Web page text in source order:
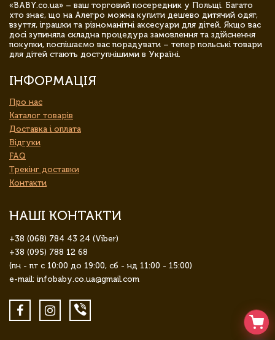
«BABY.co.ua» – ваш торговий посередник у Польщі. Багато
хто знає, що на Алегро можна купити дешево дитячий одяг,
взуття, іграшки та різноманітні аксесуари для дітей. Якщо вас
досі зупиняла складна процедура замовлення та здійснення
покупки, поспішаємо вас порадувати – тепер польські товари
для дітей стають доступнішими в Україні.
ІНФОРМАЦІЯ
Про нас
Каталог товарів
Доставка і оплата
Відгуки
FAQ
Трекінг доставки
Контакти
НАШІ КОНТАКТИ
+38 (068) 784 43 24 (Viber)
+38 (095) 788 12 68
(пн - пт с 10:00 до 19:00, сб - нд 11:00 - 15:00)
e-mail: infobaby.co.ua@gmail.com